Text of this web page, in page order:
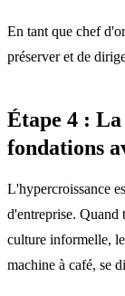
En tant que chef
préserver et de
Étape 4 :
fondations
L'hypercroissance
d'entreprise. Quand
culture informelle,
machine à café, se